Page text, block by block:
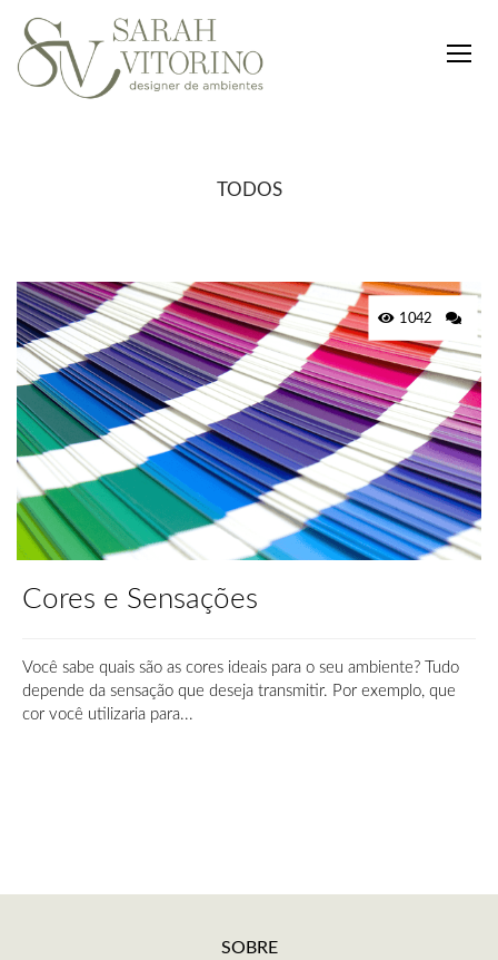
TODOS
Cores e Sensações
1042
Você sabe quais são as cores ideais para o seu ambiente? Tudo
depende da sensação que deseja transmitir. Por exemplo, que
cor você utilizaria para...
SOBRE